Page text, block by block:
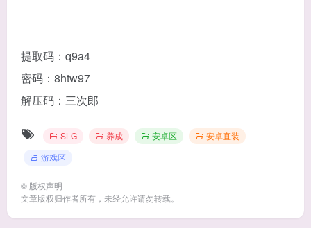
提取码：q9a4
密码：8htw97
解压码：三次郎
SLG 养成 安卓区
安卓直装
游戏区
© 版权声明
文章版权归作者所有，未经允许请勿转载。